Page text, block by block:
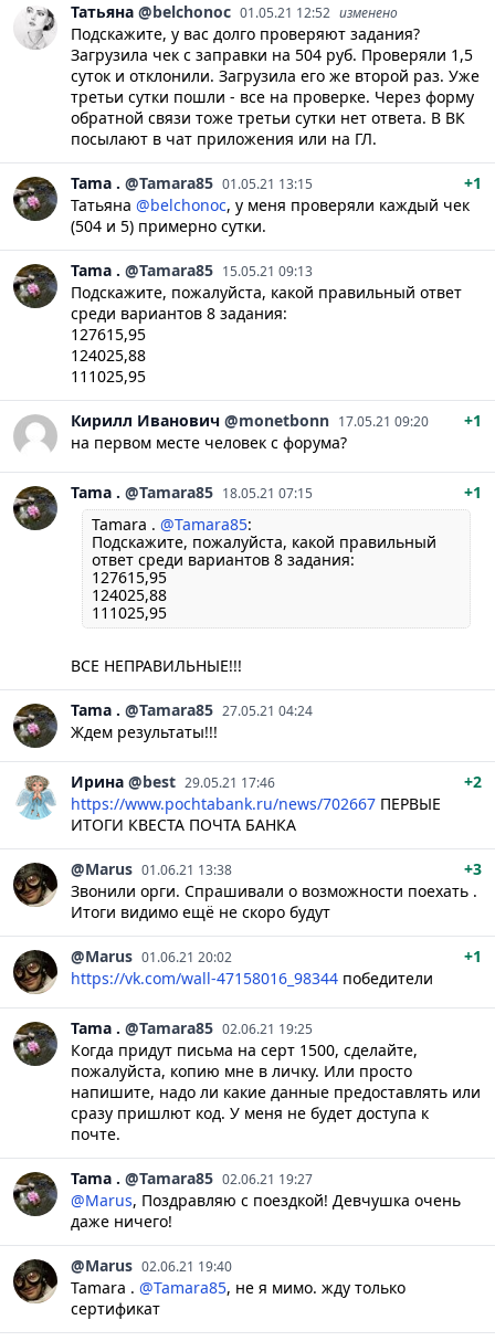
Татьяна @belchonoc 01.05.21 12:52 изменено
Подскажите, у вас долго проверяют задания?
Загрузила чек с заправки на 504 руб. Проверяли 1,5
суток и отклонили. Загрузила его же второй раз. Уже
третьи сутки пошли - все на проверке. Через форму
обратной связи тоже третьи сутки нет ответа. В ВК
посылают в чат приложения или на ГЛ.
Tama . @Tamara85 01.05.21 13:15
+1
Татьяна @belchonoc, у меня проверяли каждый чек
(504 и 5) примерно сутки.
Tama . @Tamara85 15.05.21 09:13
Подскажите, пожалуйста, какой правильный ответ
среди вариантов 8 задания:
127615,95
124025,88
111025,95
Кирилл Иванович @monetbonn 17.05.21 09:20
+1
на первом месте человек с форума?
Tama . @Tamara85 18.05.21 07:15
+1
Tamara . @Tamara85:
Подскажите, пожалуйста, какой правильный
ответ среди вариантов 8 задания:
127615,95
124025,88
111025,95
ВСЕ НЕПРАВИЛЬНЫЕ!!!
Tama . @Tamara85 27.05.21 04:24
Ждем результаты!!!
Ирина @best 29.05.21 17:46
+2
https://www.pochtabank.ru/news/702667 ПЕРВЫЕ
ИТОГИ КВЕСТА ПОЧТА БАНКА
@Marus 01.06.21 13:38
+3
Звонили орги. Спрашивали о возможности поехать .
Итоги видимо ещё не скоро будут
@Marus 01.06.21 20:02
+1
https://vk.com/wall-47158016_98344 победители
Tama . @Tamara85 02.06.21 19:25
Когда придут письма на серт 1500, сделайте,
пожалуйста, копию мне в личку. Или просто
напишите, надо ли какие данные предоставлять или
сразу пришлют код. У меня не будет доступа к
почте.
Tama . @Tamara85 02.06.21 19:27
@Marus, Поздравляю с поездкой! Девчушка очень
даже ничего!
@Marus 02.06.21 19:40
Tamara . @Tamara85, не я мимо. жду только
сертификат